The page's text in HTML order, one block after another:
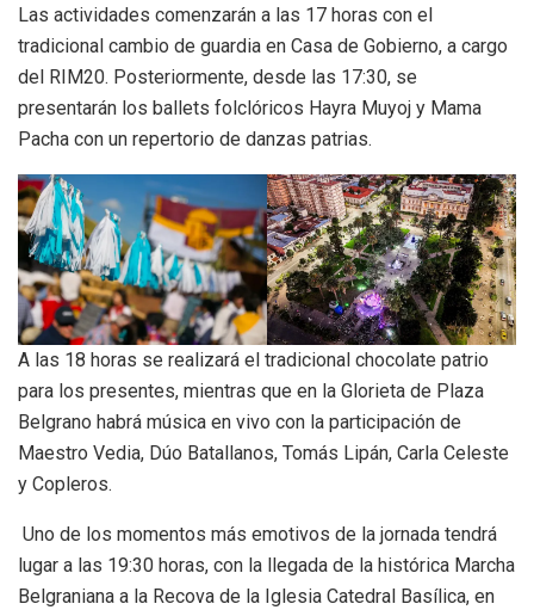
Las actividades comenzarán a las 17 horas con el
tradicional cambio de guardia en Casa de Gobierno, a cargo
del RIM20. Posteriormente, desde las 17:30, se
presentarán los ballets folclóricos Hayra Muyoj y Mama
Pacha con un repertorio de danzas patrias.
A las 18 horas se realizará el tradicional chocolate patrio
para los presentes, mientras que en la Glorieta de Plaza
Belgrano habrá música en vivo con la participación de
Maestro Vedia, Dúo Batallanos, Tomás Lipán, Carla Celeste
y Copleros.
Uno de los momentos más emotivos de la jornada tendrá
lugar a las 19:30 horas, con la llegada de la histórica Marcha
Belgraniana a la Recova de la Iglesia Catedral Basílica, en